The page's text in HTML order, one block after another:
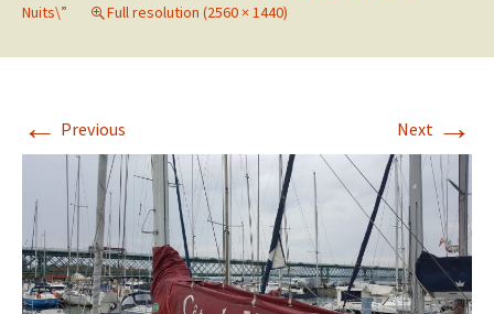
Nuits\”
Full resolution (2560 × 1440)
← Previous Next →